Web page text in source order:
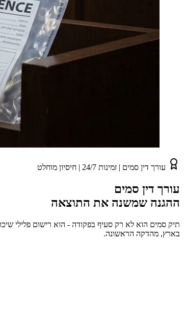
עורך דין סמים | זמינות 24/7 | חיסיון מוחלט
עורך דין סמים
ההגנה שמשנה את התוצאה
תיק סמים הוא לא רק סעיף בפקודה - הוא רישום פלילי
בארץ, מהדקה הראשונה.